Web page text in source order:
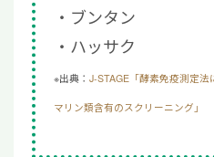
ブンタン
ハッサク
※出典： J-STAGE「酵素免疫測定
マリン類含有のスクリーニング」